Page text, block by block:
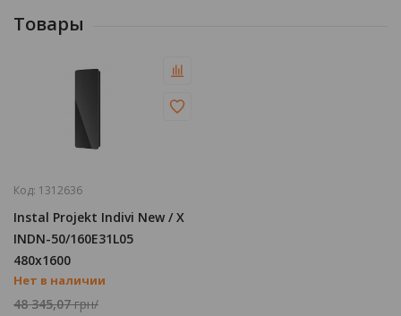
Товары
Код: 1312636
Instal Projekt Indivi New / X
INDN-50/160E31L05
480х1600
Полотенцесушитель,
Черный
Нет в наличии
48 345,07грн/